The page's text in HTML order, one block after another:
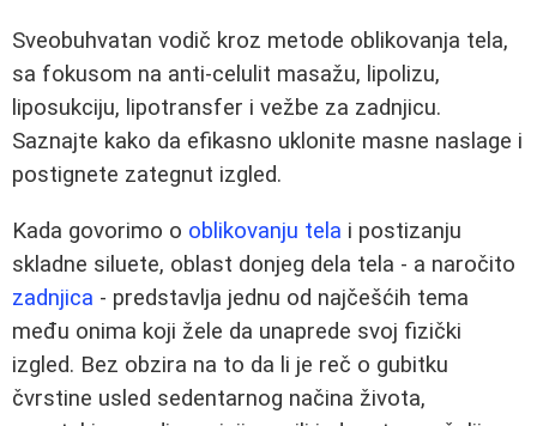
Sveobuhvatan vodič kroz metode oblikovanja tela,
sa fokusom na anti-celulit masažu, lipolizu,
liposukciju, lipotransfer i vežbe za zadnjicu.
Saznajte kako da efikasno uklonite masne naslage i
postignete zategnut izgled.
Kada govorimo o oblikovanju tela i postizanju
skladne siluete, oblast donjeg dela tela - a naročito
zadnjica - predstavlja jednu od najčešćih tema
među onima koji žele da unaprede svoj fizički
izgled. Bez obzira na to da li je reč o gubitku
čvrstine usled sedentarnog načina života,